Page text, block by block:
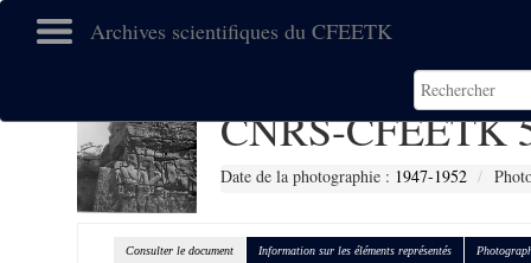
Archives scientifiques du CFEETK
CNRS-CFEETK
Date de la photographie : 1947-1952
Consulter le document Information sur les éléments représentés